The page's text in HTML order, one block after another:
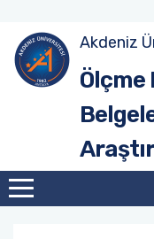
Akdeniz
Ölçme
Tanıtım
Misyonumuz
Vizyonumuz